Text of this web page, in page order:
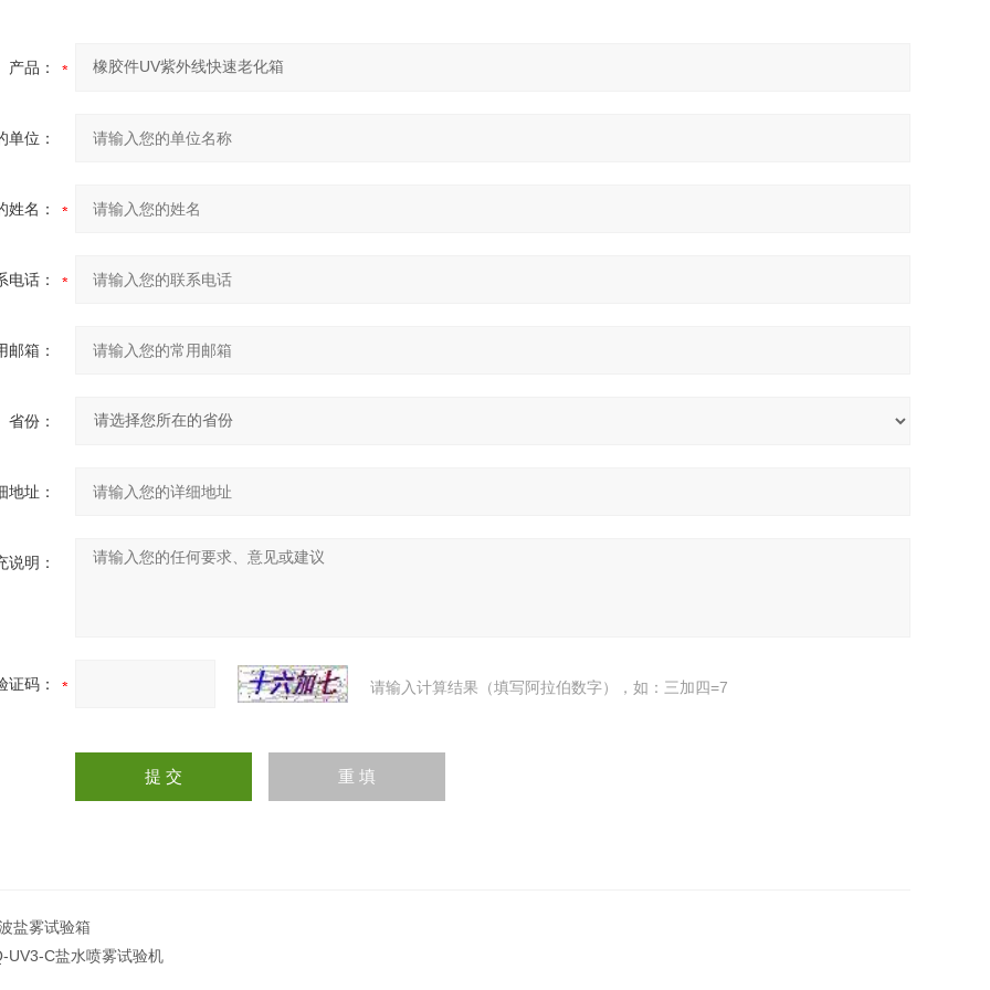
产品：
单位：
姓名：
电话：
邮箱：
省份：
地址：
说明：
证码： 请输入计算结果（填写阿拉伯数字），如：三加四=7
盐雾试验箱
UV3-C盐水喷雾试验机